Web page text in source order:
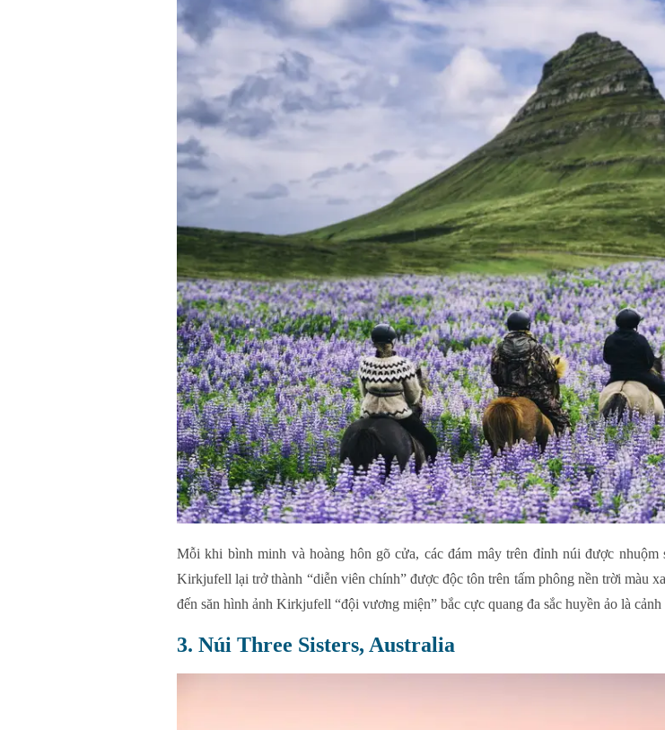
Mỗi khi bình minh và hoàng hôn gõ cửa, các đám mây trên đỉnh núi được
Kirkjufell lại trở thành “diễn viên chính” được độc tôn trên tấm phông nền trời màu
đến săn hình ảnh Kirkjufell “đội vương miện” bắc cực quang đa sắc huyền ảo là
3. Núi Three Sisters, Australia